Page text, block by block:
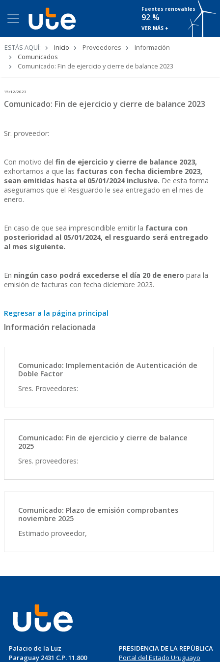
Fuentes renovables
92 %
VER MÁS +
ESTÁS AQUÍ: Inicio Proveedores
Información
Comunicados
Comunicado: Fin de ejercicio y cierre de balance 2023
15/12/2023
Comunicado: Fin de ejercicio y cierre de balance 2023
Sr. proveedor:
Con motivo del fin de ejercicio y cierre de balance 2023,
exhortamos a que las facturas con fecha diciembre 2023,
sean emitidas hasta el 05/01/2024 inclusive. De esta forma
aseguramos que el Resguardo le sea entregado en el mes de
enero.
En caso de que sea imprescindible emitir la factura con
posterioridad al 05/01/2024, el resguardo será entregado
al mes siguiente.
En ningún caso podrá excederse el día 20 de enero para la
emisión de facturas con fecha diciembre 2023.
Regresar a la página principal
Información relacionada
Comunicado: Implementación de Autenticación de
Doble Factor
Sres. Proveedores:
Comunicado: Fin de ejercicio y cierre de balance
2025
Sres. proveedores:
Comunicado: Plazo de emisión comprobantes
noviembre 2025
Estimado proveedor,
Palacio de la Luz
Paraguay 2431 C.P. 11.800
PRESIDENCIA DE LA REPÚBLICA
Portal del Estado Uruguayo